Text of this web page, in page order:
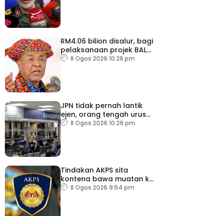
RM4.06 bilion disalur, bagi
pelaksanaan projek BALB
di Sabah
8 Ogos 2026 10:28 pm
JPN tidak pernah lantik
ejen, orang tengah urus
dokumentasi
8 Ogos 2026 10:26 pm
Tindakan AKPS sita
kontena bawa muatan ke
Israel bukti ketegasan
8 Ogos 2026 9:54 pm